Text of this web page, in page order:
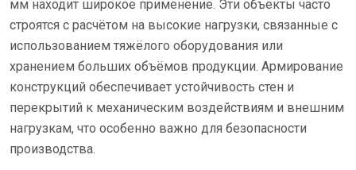
мм находит широкое применение. Эти объекты часто
строятся с расчётом на высокие нагрузки, связанные с
использованием тяжёлого оборудования или
хранением больших объёмов продукции. Армирование
конструкций обеспечивает устойчивость стен и
перекрытий к механическим воздействиям и внешним
нагрузкам, что особенно важно для безопасности
производства.